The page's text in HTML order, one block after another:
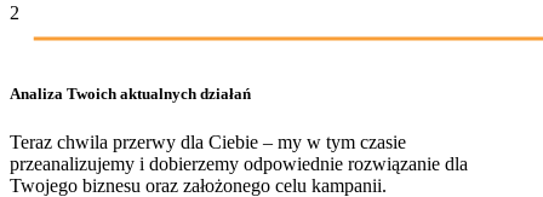
2
Analiza Twoich aktualnych działań
Teraz chwila przerwy dla Ciebie – my w tym czasie
przeanalizujemy i dobierzemy odpowiednie rozwiązanie dla
Twojego biznesu oraz założonego celu kampanii.